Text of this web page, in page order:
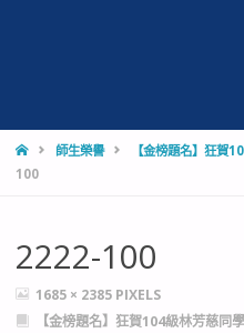
HOME師生榮譽 【金榜題名】狂賀
100
2222-100
FULL
SIZE
1685 × 2385 PIXELS
【金榜題名】狂賀104級林芳慈同